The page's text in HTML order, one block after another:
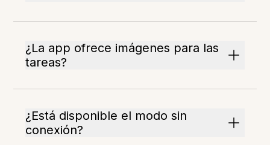
¿La app ofrece imágenes para las
tareas?
¿Está disponible el modo sin
conexión?